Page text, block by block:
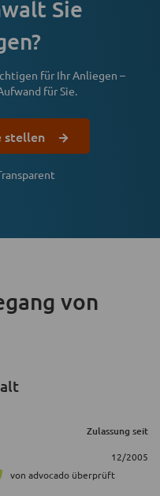
Sie
für Ihr Anliegen –
für Sie.
stellen
von
Zulassung seit
12/2005
von advocado überprüft